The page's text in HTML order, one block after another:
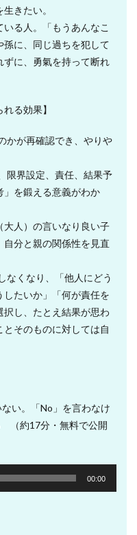
きたい。
る人。「もうあんなこ
孫に、同じ過ちを犯して
に、勇氣を持って断れ
る効果】
かが再確認でき、やりや
限界設定、責任、結果予
」を鍛える意義がわか
大人）の言いなり良い子
分と親の関係性を見直
なくなり、「他人にどう
たいか」「何が責任を
し、たとえ結果が思わ
そのものに対しては自
い。「No」を言わなけ
（約17分・無料で公開
00:00